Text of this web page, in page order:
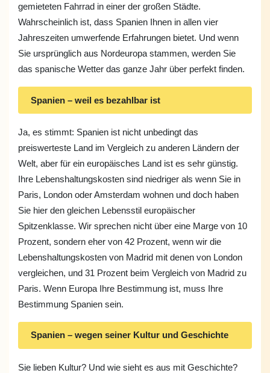
gemieteten Fahrrad in einer der großen Städte.
Wahrscheinlich ist, dass Spanien Ihnen in allen vier
Jahreszeiten umwerfende Erfahrungen bietet. Und wenn
Sie ursprünglich aus Nordeuropa stammen, werden Sie
das spanische Wetter das ganze Jahr über perfekt finden.
Spanien – weil es bezahlbar ist
Ja, es stimmt: Spanien ist nicht unbedingt das
preiswerteste Land im Vergleich zu anderen Ländern der
Welt, aber für ein europäisches Land ist es sehr günstig.
Ihre Lebenshaltungskosten sind niedriger als wenn Sie in
Paris, London oder Amsterdam wohnen und doch haben
Sie hier den gleichen Lebensstil europäischer
Spitzenklasse. Wir sprechen nicht über eine Marge von 10
Prozent, sondern eher von 42 Prozent, wenn wir die
Lebenshaltungskosten von Madrid mit denen von London
vergleichen, und 31 Prozent beim Vergleich von Madrid zu
Paris. Wenn Europa Ihre Bestimmung ist, muss Ihre
Bestimmung Spanien sein.
Spanien – wegen seiner Kultur und Geschichte
Sie lieben Kultur? Und wie sieht es aus mit Geschichte?